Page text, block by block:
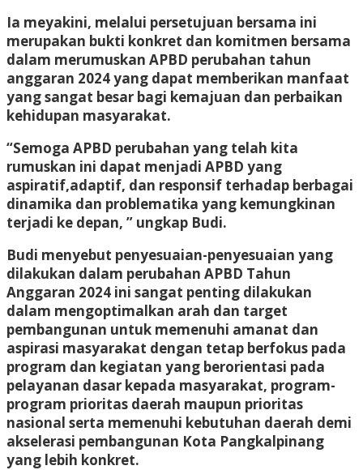
Ia meyakini, melalui persetujuan bersama ini
merupakan bukti konkret dan komitmen bersama
dalam merumuskan APBD perubahan tahun
anggaran 2024 yang dapat memberikan manfaat
yang sangat besar bagi kemajuan dan perbaikan
kehidupan masyarakat.
“Semoga APBD perubahan yang telah kita
rumuskan ini dapat menjadi APBD yang
aspiratif,adaptif, dan responsif terhadap berbagai
dinamika dan problematika yang kemungkinan
terjadi ke depan, ” ungkap Budi.
Budi menyebut penyesuaian-penyesuaian yang
dilakukan dalam perubahan APBD Tahun
Anggaran 2024 ini sangat penting dilakukan
dalam mengoptimalkan arah dan target
pembangunan untuk memenuhi amanat dan
aspirasi masyarakat dengan tetap berfokus pada
program dan kegiatan yang berorientasi pada
pelayanan dasar kepada masyarakat, program-
program prioritas daerah maupun prioritas
nasional serta memenuhi kebutuhan daerah demi
akselerasi pembangunan Kota Pangkalpinang
yang lebih konkret.